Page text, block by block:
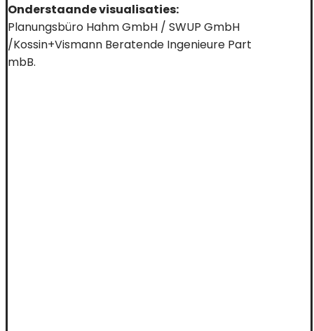
Onderstaande visualisaties:
Planungsbüro Hahm GmbH / SWUP GmbH
/Kossin+Vismann Beratende Ingenieure Part
mbB.